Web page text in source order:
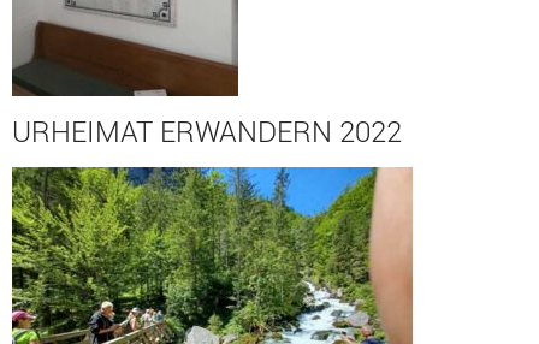
URHEIMAT ERWANDERN 2022